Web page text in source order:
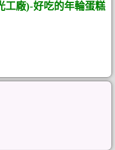
工廠)-好吃的年輪蛋糕